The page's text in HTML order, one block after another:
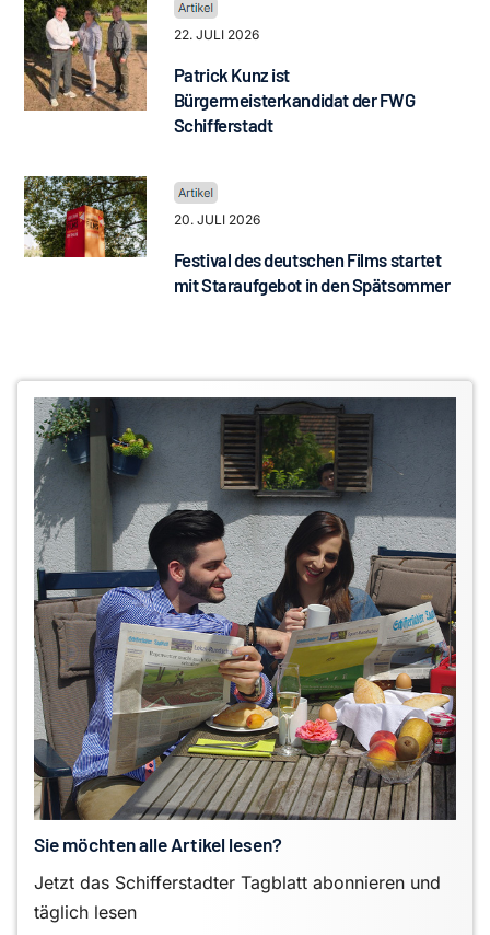
22. JULI 2026
Patrick Kunz ist
Bürgermeisterkandidat der FWG
Schifferstadt
20. JULI 2026
Festival des deutschen Films startet
mit Staraufgebot in den Spätsommer
Sie möchten alle Artikel lesen?
Jetzt das Schifferstadter Tagblatt abonnieren und
täglich lesen